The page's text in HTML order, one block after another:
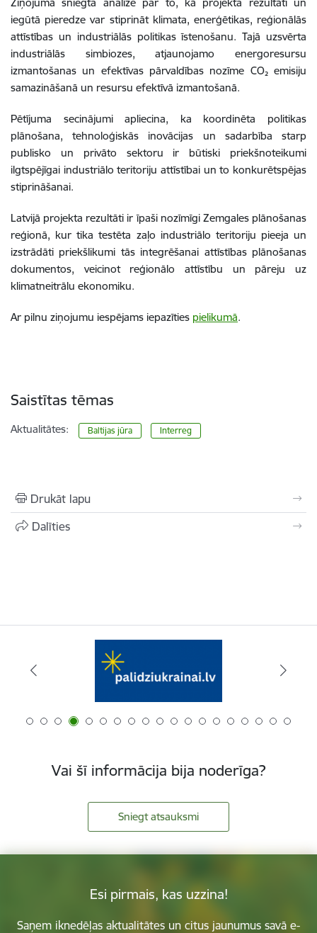
iegūtā pieredze var stiprināt klimata, enerģētikas, reģionālās
attīstības un industriālās politikas īstenošanu. Tajā uzsvērta
industriālās simbiozes, atjaunojamo energoresursu
izmantošanas un efektīvas pārvaldības nozīme CO₂ emisiju
samazināšanā un resursu efektīvā izmantošanā.
Pētījuma secinājumi apliecina, ka koordinēta politikas
plānošana, tehnoloģiskās inovācijas un sadarbība starp
publisko un privāto sektoru ir būtiski priekšnoteikumi
ilgtspējīgai industriālo teritoriju attīstībai un to konkurētspējas
stiprināšanai.
Latvijā projekta rezultāti ir īpaši nozīmīgi Zemgales plānošanas
reģionā, kur tika testēta zaļo industriālo teritoriju pieeja un
izstrādāti priekšlikumi tās integrēšanai attīstības plānošanas
dokumentos, veicinot reģionālo attīstību un pāreju uz
klimatneitrālu ekonomiku.
Ar pilnu ziņojumu iespējams iepazīties pielikumā.
Saistītas tēmas
Aktualitātes: Baltijas jūra Interreg
Drukāt lapu
Dalīties
Vai šī informācija bija noderīga?
Sniegt atsauksmi
Esi pirmais, kas uzzina!
Saņem iknedēļas aktualitātes un citus jaunumus savā e-